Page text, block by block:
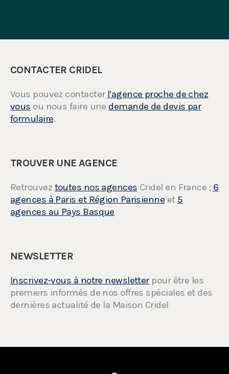
CONTACTER CRIDEL
Vous pouvez contacter l’agence proche de chez
vous ou nous faire une demande de devis par
formulaire.
TROUVER UNE AGENCE
Retrouvez toutes nos agences Cridel en France : 6
agences à Paris et Région Parisienne et 5
agences au Pays Basque
NEWSLETTER
Inscrivez-vous à notre newsletterpour être les
premiers informés de nos offres spéciales et des
dernières actualité de la Maison Cridel